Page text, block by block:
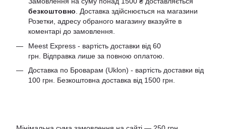
безкоштовно . Доставка здійснюється на магазини
Розетки, адресу обраного магазину вказуйте в
коментарі до замовлення.
Meest Express - вартість доставки від 60
грн. Відправка лише за повною оплатою.
Доставка по Броварам (Uklon) - вартість доставки від
100 грн. Безкоштовна доставка від 1500 грн.